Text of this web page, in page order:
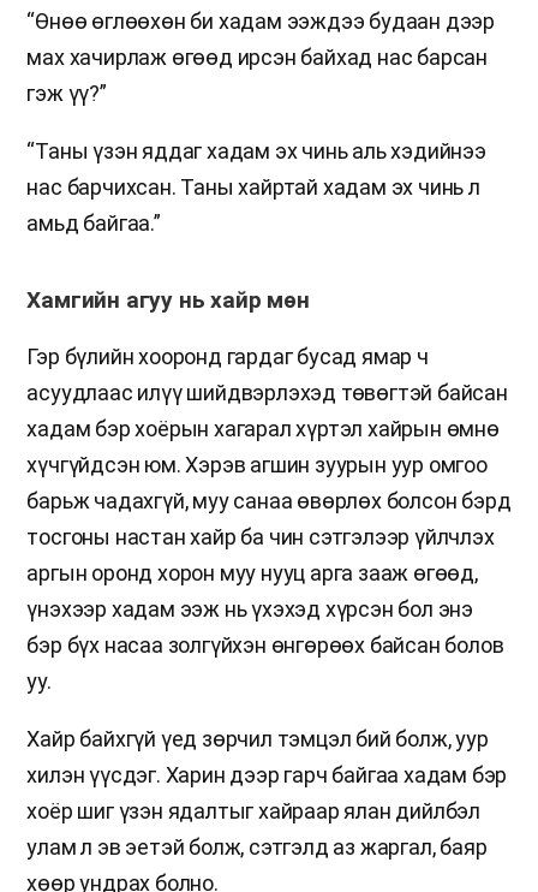
“Өнөө өглөөхөн би хадам ээждээ будаан дээр
мах хачирлаж өгөөд ирсэн байхад нас барсан
гэж үү?”
“Таны үзэн яддаг хадам эх чинь аль хэдийнээ
нас барчихсан. Таны хайртай хадам эх чинь л
амьд байгаа.”
Хамгийн агуу нь хайр мөн
Гэр бүлийн хооронд гардаг бусад ямар ч
асуудлаас илүү шийдвэрлэхэд төвөгтэй байсан
хадам бэр хоёрын хагарал хүртэл хайрын өмнө
хүчгүйдсэн юм. Хэрэв агшин зуурын уур омгоо
барьж чадахгүй, муу санаа өвөрлөх болсон бэрд
тосгоны настан хайр ба чин сэтгэлээр үйлчлэх
аргын оронд хорон муу нууц арга зааж өгөөд,
үнэхээр хадам ээж нь үхэхэд хүрсэн бол энэ
бэр бүх насаа золгүйхэн өнгөрөөх байсан болов
уу.
Хайр байхгүй үед зөрчил тэмцэл бий болж, уур
хилэн үүсдэг. Харин дээр гарч байгаа хадам бэр
хоёр шиг үзэн ядалтыг хайраар ялан дийлбэл
улам л эв эетэй болж, сэтгэлд аз жаргал, баяр
хөөр ундрах болно.